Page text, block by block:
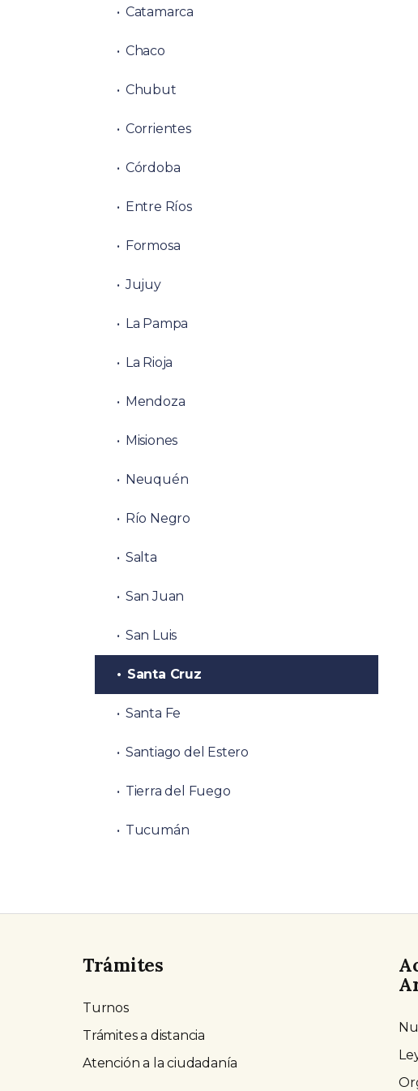
Catamarca
Chaco
Chubut
Corrientes
Córdoba
Entre Ríos
Formosa
Jujuy
La Pampa
La Rioja
Mendoza
Misiones
Neuquén
Río Negro
Salta
San Juan
San Luis
Santa Cruz
Santa Fe
Santiago del Estero
Tierra del Fuego
Tucumán
Trámites
Turnos
Trámites a distancia
Atención a la ciudadanía